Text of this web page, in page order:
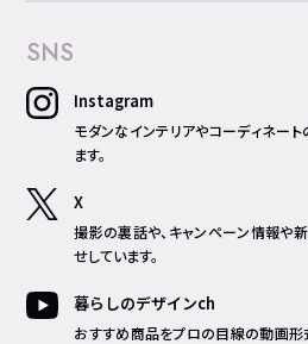
SNS
Instagram
モダンなインテリアやコーディネー
ます。
X
撮影の裏話や、キャンペーン情報や
せしています。
暮らしのデザインch
おすすめ商品をプロの目線の動画形